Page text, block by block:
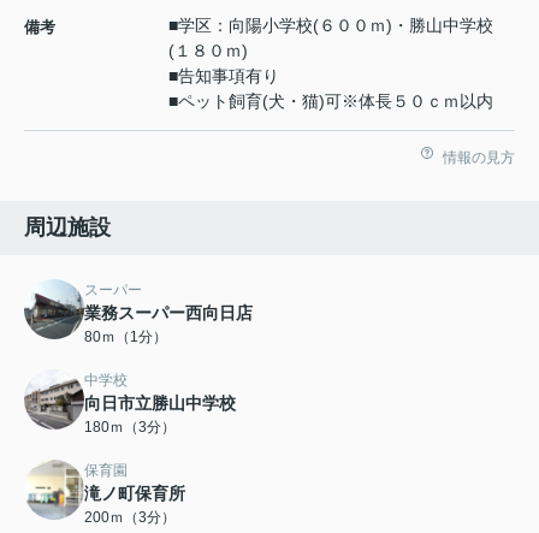
備考
■学区：向陽小学校(６００ｍ)・勝山中学校
(１８０ｍ)
■告知事項有り
■ペット飼育(犬・猫)可※体長５０ｃｍ以内
情報の見方
周辺施設
スーパー
業務スーパー西向日店
80ｍ（1分）
中学校
向日市立勝山中学校
180ｍ（3分）
保育園
滝ノ町保育所
200ｍ（3分）